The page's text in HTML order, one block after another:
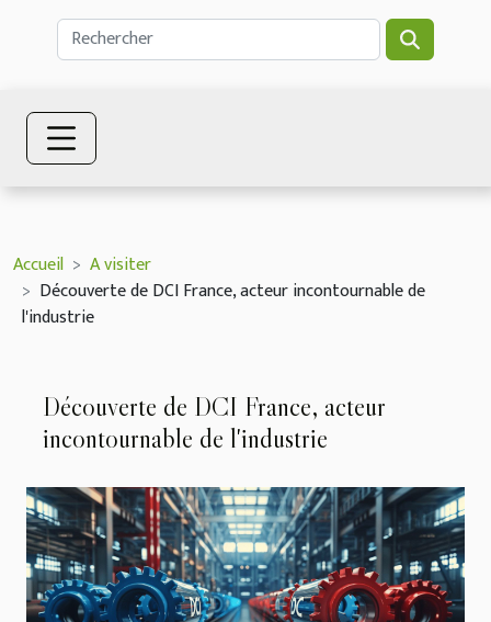
Accueil
A visiter
Découverte de DCI France, acteur incontournable de
l'industrie
Découverte de DCI France, acteur
incontournable de l'industrie